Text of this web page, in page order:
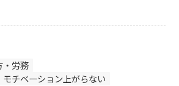
・労務
モチベーション上がらない